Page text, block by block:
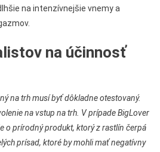
na intenzívnejšie vnemy a
na účinnosť
na trh musí byť dôkladne otestovaný.
na vstup na trh. V prípade BigLover
o prírodný produkt, ktorý z rastlín čerpá
prísad, ktoré by mohli mať negatívny